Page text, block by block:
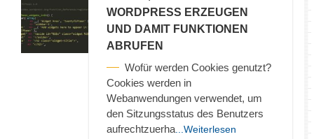
WORDPRESS ERZEUGEN
UND DAMIT FUNKTIONEN
ABRUFEN
Wofür werden Cookies genutzt?
Cookies werden in
Webanwendungen verwendet, um
den Sitzungsstatus des Benutzers
aufrechtzuerha ...Weiterlesen